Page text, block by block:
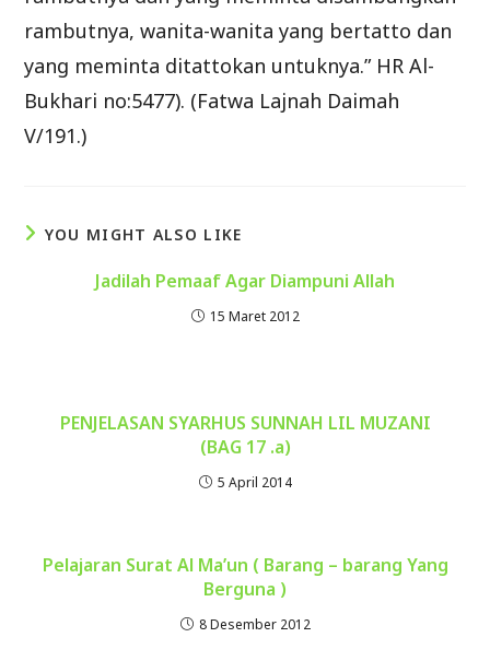
rambutnya, wanita-wanita yang bertatto dan
yang meminta ditattokan untuknya.” HR Al-
Bukhari no:5477). (Fatwa Lajnah Daimah
V/191.)
YOU MIGHT ALSO LIKE
Jadilah Pemaaf Agar Diampuni Allah
15 Maret 2012
PENJELASAN SYARHUS SUNNAH LIL MUZANI
(BAG 17 .a)
5 April 2014
Pelajaran Surat Al Ma’un ( Barang – barang Yang
Berguna )
8 Desember 2012